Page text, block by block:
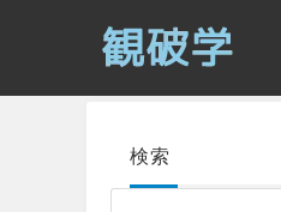
検索